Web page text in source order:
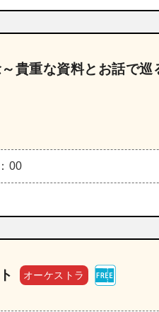
貴重な資料とお話で
00
オーケストラ